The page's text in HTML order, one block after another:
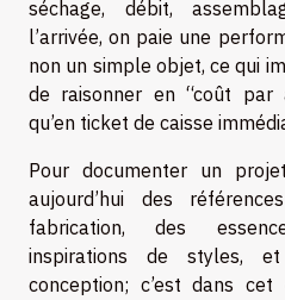
séchage, débit,
l’arrivée, on paie une
non un simple objet, ce qui
de raisonner en “coût par
qu’en ticket de caisse
Pour documenter un
aujourd’hui des
fabrication, des
inspirations de styles,
conception; c’est dans